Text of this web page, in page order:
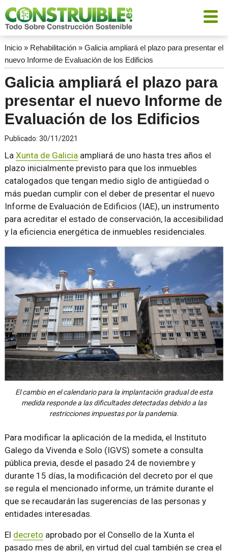
Inicio» Rehabilitación» Galicia ampliará el plazo para presentar el
nuevo Informe de Evaluación de los Edificios
Galicia ampliará el plazo para
presentar el nuevo Informe de
Evaluación de los Edificios
Publicado: 30/11/2021
La Xunta de Galiciaampliará de uno hasta tres años el
plazo inicialmente previsto para que los inmuebles
catalogados que tengan medio siglo de antigüedad o
más puedan cumplir con el deber de presentar el nuevo
Informe de Evaluación de Edificios (IAE), un instrumento
para acreditar el estado de conservación, la accesibilidad
y la eficiencia energética de inmuebles residenciales.
El cambio en el calendario para la implantación gradual de esta
medida responde a las dificultades detectadas debido a las
restricciones impuestas por la pandemia.
Para modificar la aplicación de la medida, el Instituto
Galego da Vivenda e Solo (IGVS) somete a consulta
pública previa, desde el pasado 24 de noviembre y
durante 15 días, la modificación del decreto por el que
se regula el mencionado informe, un trámite durante el
que se recaudarán las sugerencias de las personas y
entidades interesadas.
El decreto aprobado por el Consello de la Xunta el
pasado mes de abril, en virtud del cual también se crea el